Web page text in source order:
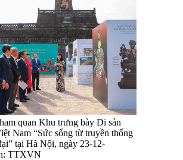
quan Khu trưng bày Di sản
Nam “Sức sống từ truyền thống
tại Hà Nội, ngày 23-12-
TTXVN